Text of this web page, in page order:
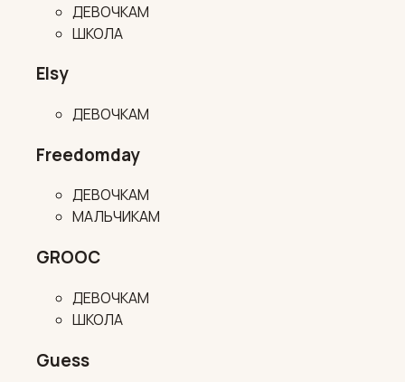
ДЕВОЧКАМ
ШКОЛА
Elsy
ДЕВОЧКАМ
Freedomday
ДЕВОЧКАМ
МАЛЬЧИКАМ
GROOC
ДЕВОЧКАМ
ШКОЛА
Guess